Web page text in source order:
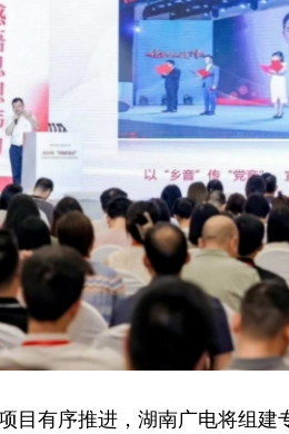
目有序推进，湖南广电将组